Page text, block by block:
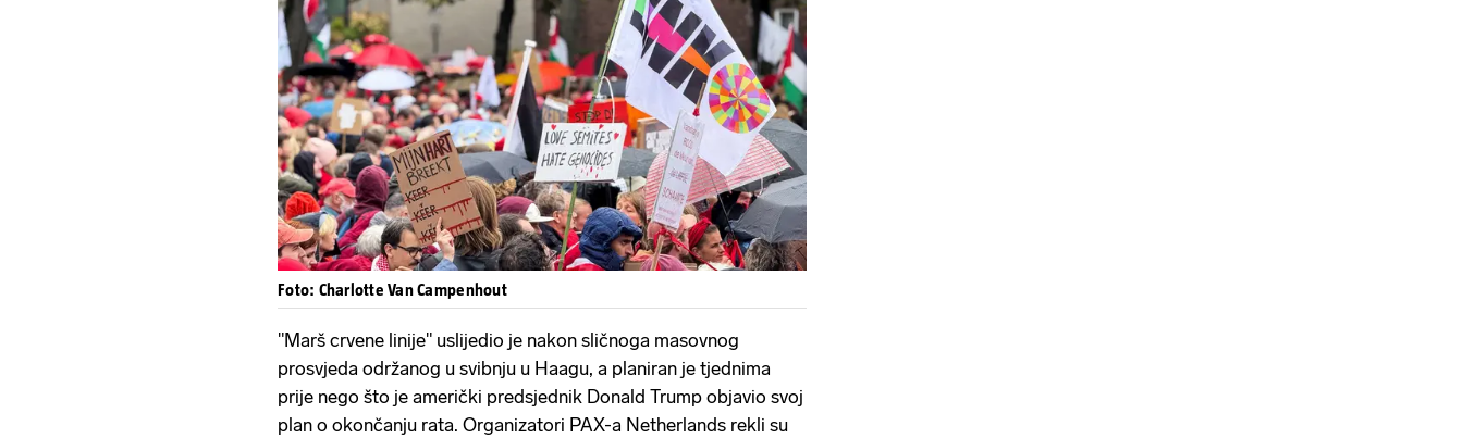
Foto: Charlotte Van Campenhout
"Marš crvene linije" uslijedio je nakon sličnoga masovnog
prosvjeda održanog u svibnju u Haagu, a planiran je tjednima
prije nego što je američki predsjednik Donald Trump objavio svoj
plan o okončanju rata. Organizatori PAX-a Netherlands rekli su